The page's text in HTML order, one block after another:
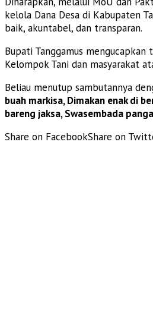
kelola Dana Desa di Kabupaten
baik, akuntabel, dan transparan.
Bupati Tanggamus mengucapkan
Kelompok Tani dan masyarakat
Beliau menutup sambutannya
buah markisa, Dimakan enak di
bareng jaksa, Swasembada
Share on FacebookShare on